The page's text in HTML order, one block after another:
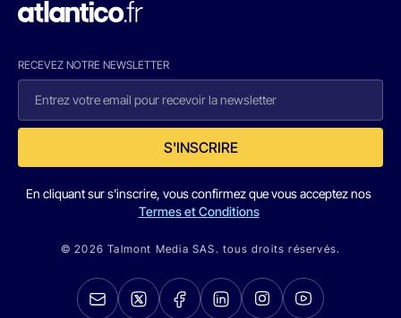
RECEVEZ NOTRE NEWSLETTER
S'INSCRIRE
En cliquant sur s'inscrire, vous confirmez que vous acceptez nos
Termes et Conditions
© 2026 Talmont Media SAS. tous droits réservés.